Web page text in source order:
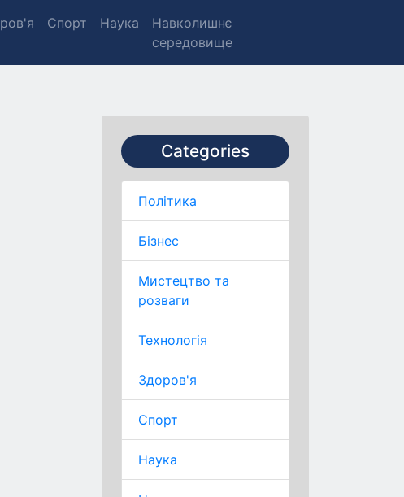
Спорт Наука
Навколишнє
середовище
Categories
Політика
Бізнес
Мистецтво та
розваги
Технологія
Здоров'я
Спорт
Наука